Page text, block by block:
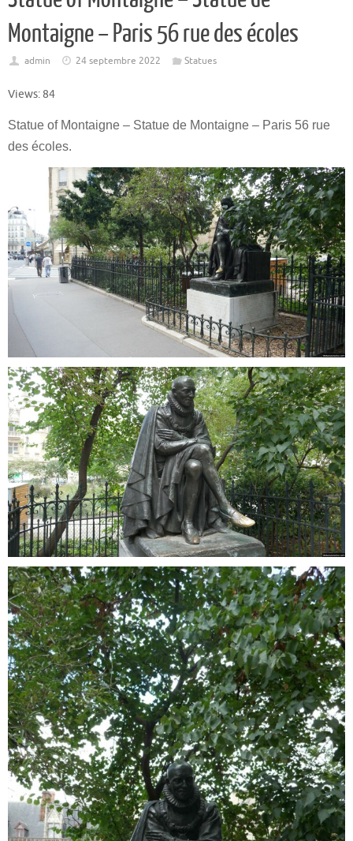
Montaigne – Paris 56 rue des écoles
admin 24 septembre 2022 Statues
Views: 84
Statue of Montaigne – Statue de Montaigne – Paris 56 rue
des écoles.